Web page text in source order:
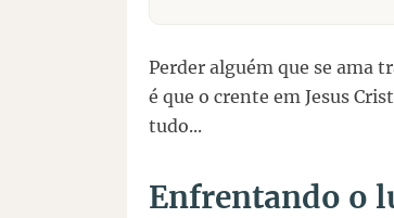
Perder alguém que se ama
é que o crente em Jesus
tudo...
Enfrentando o